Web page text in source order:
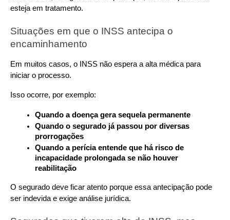
esteja em tratamento.
Situações em que o INSS antecipa o
encaminhamento
Em muitos casos, o INSS não espera a alta médica para
iniciar o processo.
Isso ocorre, por exemplo:
Quando a doença gera sequela permanente
Quando o segurado já passou por diversas
prorrogações
Quando a perícia entende que há risco de
incapacidade prolongada se não houver
reabilitação
O segurado deve ficar atento porque essa antecipação pode
ser indevida e exige análise jurídica.